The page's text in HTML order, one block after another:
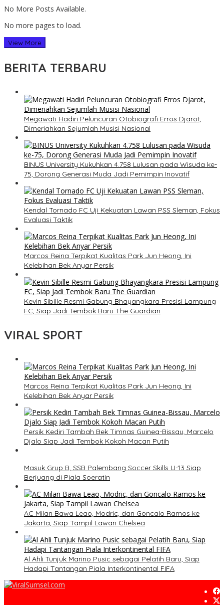
No More Posts Available.
No more pages to load.
View More
BERITA TERBARU
Megawati Hadiri Peluncuran Otobiografi Erros Djarot,
Dimeriahkan Sejumlah Musisi Nasional
BINUS University Kukuhkan 4.758 Lulusan pada Wisuda ke-
75, Dorong Generasi Muda Jadi Pemimpin Inovatif
Kendal Tornado FC Uji Kekuatan Lawan PSS Sleman, Fokus
Evaluasi Taktik
Marcos Reina Terpikat Kualitas Park Jun Heong, Ini
Kelebihan Bek Anyar Persik
Kevin Sibille Resmi Gabung Bhayangkara Presisi Lampung
FC, Siap Jadi Tembok Baru The Guardian
VIRAL SPORT
Marcos Reina Terpikat Kualitas Park Jun Heong, Ini
Kelebihan Bek Anyar Persik
Persik Kediri Tambah Bek Timnas Guinea-Bissau, Marcelo
Djalo Siap Jadi Tembok Kokoh Macan Putih
Masuk Grup B, SSB Palembang Soccer Skills U-13 Siap
Berjuang di Piala Soeratin
AC Milan Bawa Leao, Modric, dan Goncalo Ramos ke
Jakarta, Siap Tampil Lawan Chelsea
Al Ahli Tunjuk Marino Pusic sebagai Pelatih Baru, Siap
Hadapi Tantangan Piala Interkontinental FIFA